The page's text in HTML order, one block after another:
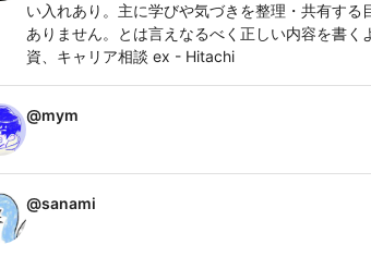
い入れあり。主に学びや気づきを整理・共有す
ありません。とは言えなるべく正しい内容を書
資、キャリア相談 ex - Hitachi
@mym
@sanami